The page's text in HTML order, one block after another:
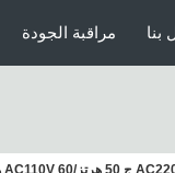
مراقبة الجودة بنا